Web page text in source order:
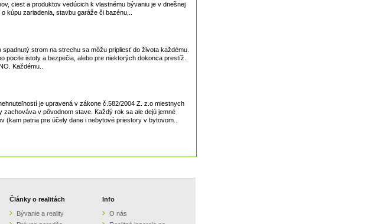
ciest a produktov vedúcich k vlastnému bývaniu je v dnešnej
kúpu zariadenia, stavbu garáže či bazénu,..
strom na strechu sa môžu pripliesť do života každému.
istoty a bezpečia, alebo pre niektorých dokonca prestíž.
Každému..
je upravená v zákone č.582/2004 Z. z.o miestnych
v pôvodnom stave. Každý rok sa ale dejú jemné
patria pre účely dane i nebytové priestory v bytovom..
Články o realitách
Bývanie a reality
Info
O nás